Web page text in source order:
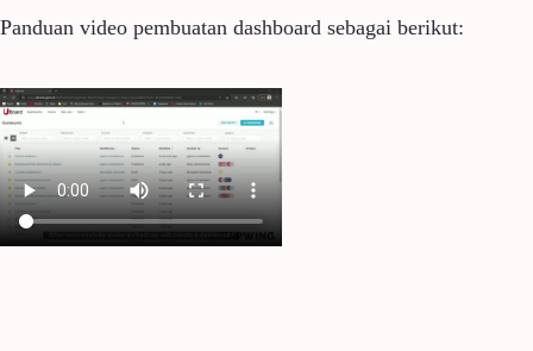
Panduan video pembuatan dashboard sebagai berikut: